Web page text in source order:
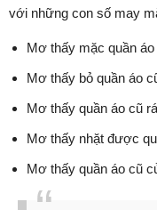
với những con số may
Mơ thấy mặc quần áo
Mơ thấy bỏ quần áo
Mơ thấy quần áo cũ
Mơ thấy nhặt được
Mơ thấy quần áo cũ